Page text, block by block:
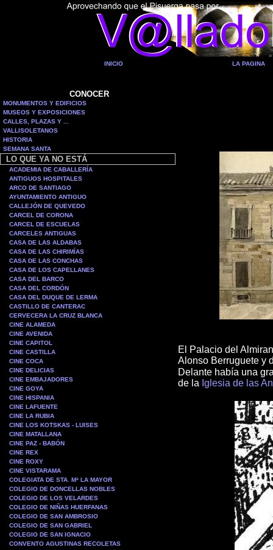
INICIO LA PAGINA
CONOCER
MONUMENTOS Y EDIFICIOS
MUSEOS Y EXPOSICIONES
CALLES, PLAZAS Y ...
VALLISOLETANOS
HISTORIA
SEMANA SANTA
LO QUE YA NO ESTÁ
ACADEMIA DE CABALLERÍA
ANTIGUOS HOSPITALES
ARCO DE SANTIAGO
AYUNTAMIENTO ANTIGUO
CALLEJÓN DE QUEVEDO
CARCEL DE CORONA
CARCEL DE ESCUELAS
CARCELES ANTIGUAS
CASA DE LAS ALDABAS
CASA DE LAS CHIRIMÍAS
CASA DE LAS CONCHAS
CASA DE LOS CAPELLANES
CASA DEL BARCO
CASA DEL CORDÓN
CASA DEL DUQUE DE LERMA
CASTILLO DE CANTERAC
CERVECERA LA CRUZ BLANCA
CINE ALAMEDA
CINE AVENIDA
CINE CAPITOL
CINE CASTILLA
CINE COCA
CINE DELICIAS
CINE EMBAJADORES
CINE GOYA
CINE HISPANIA
CINE LAFUENTE
CINE LA RUBIA
CINE LOS KOTSKAS - LUISES
CINE MATALLANA
CINE PAZ - BABÓN
CINE REX
CINE ROXY
CINE VISTARAMA
COLEGIATA DE STA. Mª LA MAYOR
COLEGIO DE DONCELLAS NOBLES
COLEGIO DE LOS VELARDES
COLEGIO DE NIÑAS HUERFANAS
COLEGIO DE SAN AMBROSIO
COLEGIO DE SAN GABRIEL
COLEGIO DE SAN IGNACIO
CONVENTO AGUSTINAS RECOLETAS
El Palacio del
Alonso Berruguete y
Delante había una
de la Iglesia de las